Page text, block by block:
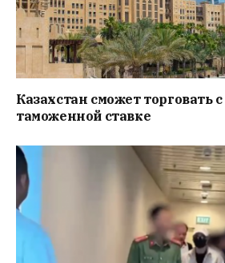
Казахстан сможет торговать
таможенной ставке